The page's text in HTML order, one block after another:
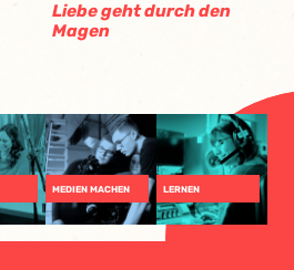
Liebe geht durch den
Magen
MEDIEN MACHEN LERNEN